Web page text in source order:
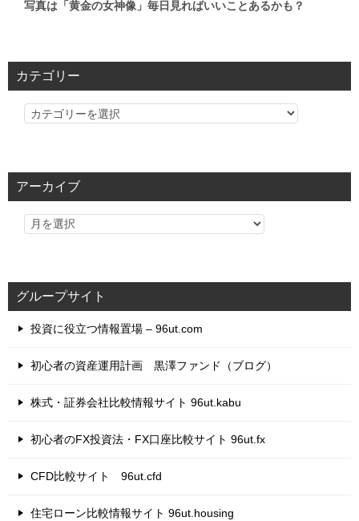
写真は「黄金の女神像」毎日見ればいいことあるかも？
カテゴリー
カ
リ
アーカイブ
グループサイト
投資に役立つ情報置場 – 96ut.com
初心者の資産運用計画 黒澤ファンド（ブログ）
株式・証券会社比較情報サイト 96ut.kabu
初心者のFX投資法・FX口座比較サイト 96ut.fx
CFD比較サイト 96ut.cfd
住宅ローン比較情報サイト 96ut.housing